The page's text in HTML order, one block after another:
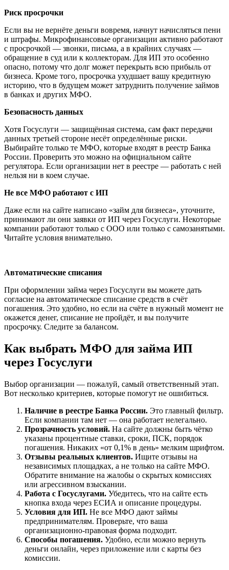
Риск просрочки
Если вы не вернёте деньги вовремя, начнут начисляться пени
и штрафы. Микрофинансовые организации активно работают
с просрочкой — звонки, письма, а в крайних случаях —
обращение в суд или к коллекторам. Для ИП это особенно
опасно, потому что долг может перекрыть всю прибыль от
бизнеса. Кроме того, просрочка ухудшает вашу кредитную
историю, что в будущем может затруднить получение займов
в банках и других МФО.
Безопасность данных
Хотя Госуслуги — защищённая система, сам факт передачи
данных третьей стороне несёт определённые риски.
Выбирайте только те МФО, которые входят в реестр Банка
России. Проверить это можно на официальном сайте
регулятора. Если организации нет в реестре — работать с ней
нельзя ни в коем случае.
Не все МФО работают с ИП
Даже если на сайте написано «займ для бизнеса», уточните,
принимают ли они заявки от ИП через Госуслуги. Некоторые
компании работают только с ООО или только с самозанятыми.
Читайте условия внимательно.
Автоматические списания
При оформлении займа через Госуслуги вы можете дать
согласие на автоматическое списание средств в счёт
погашения. Это удобно, но если на счёте в нужный момент не
окажется денег, списание не пройдёт, и вы получите
просрочку. Следите за балансом.
Как выбрать МФО для займа ИП
через Госуслуги
Выбор организации — пожалуй, самый ответственный этап.
Вот несколько критериев, которые помогут не ошибиться.
Наличие в реестре Банка России. Это главный фильтр.
Если компании там нет — она работает нелегально.
Прозрачность условий. На сайте должны быть чётко
указаны процентные ставки, сроки, ПСК, порядок
погашения. Никаких «от 0,1% в день» мелким шрифтом.
Отзывы реальных клиентов. Ищите отзывы на
независимых площадках, а не только на сайте МФО.
Обратите внимание на жалобы о скрытых комиссиях
или агрессивном взыскании.
Работа с Госуслугами. Убедитесь, что на сайте есть
кнопка входа через ЕСИА и описание процедуры.
Условия для ИП. Не все МФО дают займы
предпринимателям. Проверьте, что ваша
организационно-правовая форма подходит.
Способы погашения. Удобно, если можно вернуть
деньги онлайн, через приложение или с карты без
комиссии.